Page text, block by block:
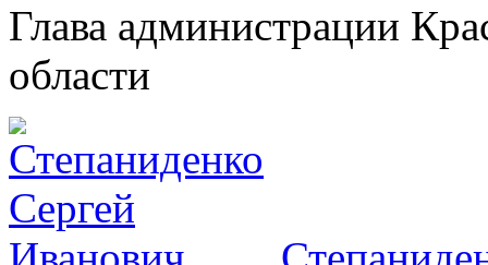
Глава администрации
области